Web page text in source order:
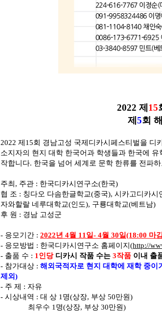
2022 제 15
제 5회
2022 제 15회 경남고성 국제디카시페스티벌을 디
소지자의 현지 대학 한국어과 학생들과 한국에
작합니다. 한국을 넘어 세계로 문학 한류를 전파
주최 , 주관 : 한국디카시연구소(한국)
협 조 : 칭다오 다솜한글학교(중국), 시카고디카시
자와할랄 네루대학교(인도), 구룡대학교(베트남)
후 원 : 경남 고성군
- 응모기간 : 2022년 4월 11 일- 4월 30일(18:00 마
- 응모방법 : 한국디카시연구소 홈페이지 (http://
- 출품 수 : 1 인당 디카시 작품 수는 3작품 이내 출
- 참가대상 : 해외국적자로 현지 대학에 재학 중이
제외)
- 주 제 : 자유
- 시상내역 : 대 상 1 명(상장, 부상 50만원)
최우수 1 명(상장, 부상 30만원)